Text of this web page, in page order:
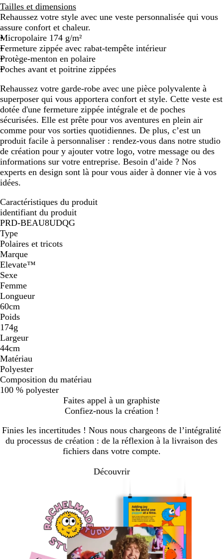
e
Tailles et dimensions
Rehaussez votre style avec une veste personnalisée qui vous
assure confort et chaleur.
Micropolaire 174 g/m²
Fermeture zippée avec rabat-tempête intérieur
Protège-menton en polaire
Poches avant et poitrine zippées
Rehaussez votre garde-robe avec une pièce polyvalente à
superposer qui vous apportera confort et style. Cette veste est
dotée d'une fermeture zippée intégrale et de poches
sécurisées. Elle est prête pour vos aventures en plein air
comme pour vos sorties quotidiennes. De plus, c’est un
produit facile à personnaliser : rendez-vous dans notre studio
de création pour y ajouter votre logo, votre message ou des
informations sur votre entreprise. Besoin d’aide ? Nos
experts en design sont là pour vous aider à donner vie à vos
idées.
Caractéristiques du produit
identifiant du produit
PRD-BEAU8UDQG
Type
Polaires et tricots
Marque
Elevate™
Sexe
Femme
Longueur
60cm
Poids
174g
Largeur
44cm
Matériau
Polyester
Composition du matériau
100 % polyester
Faites appel à un graphiste
Confiez-nous la création !
Finies les incertitudes ! Nous nous chargeons de l’intégralité
du processus de création : de la réflexion à la livraison des
fichiers dans votre compte.
Découvrir